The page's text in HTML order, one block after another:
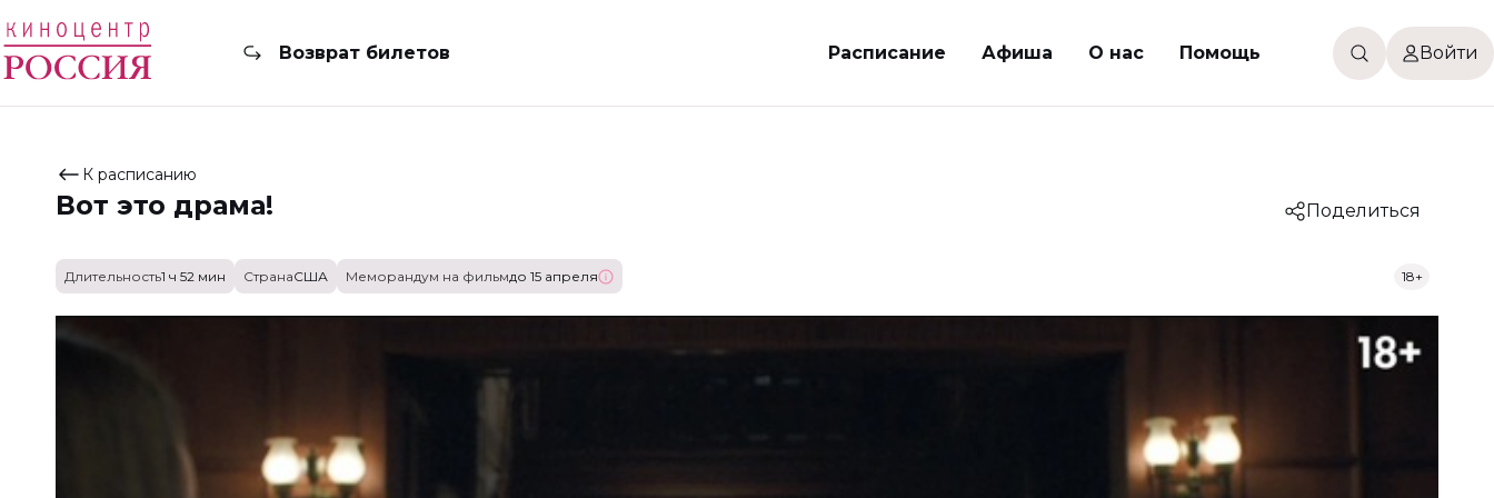
Возврат билетов Расписание Афиша О нас Помощь Войти
К расписанию
Вот это драма! Поделиться
Длительность1 ч 52 мин СтранаСША Меморандум на фильмдо 15 апреля 18+